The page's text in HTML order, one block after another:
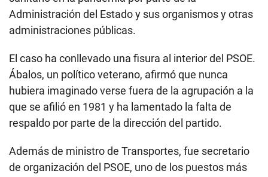
Administración del Estado y sus organismos y otras
administraciones públicas.
El caso ha conllevado una fisura al interior del PSOE.
Ábalos, un político veterano, afirmó que nunca
hubiera imaginado verse fuera de la agrupación a la
que se afilió en 1981 y ha lamentado la falta de
respaldo por parte de la dirección del partido.
Además de ministro de Transportes, fue secretario
de organización del PSOE, uno de los puestos más